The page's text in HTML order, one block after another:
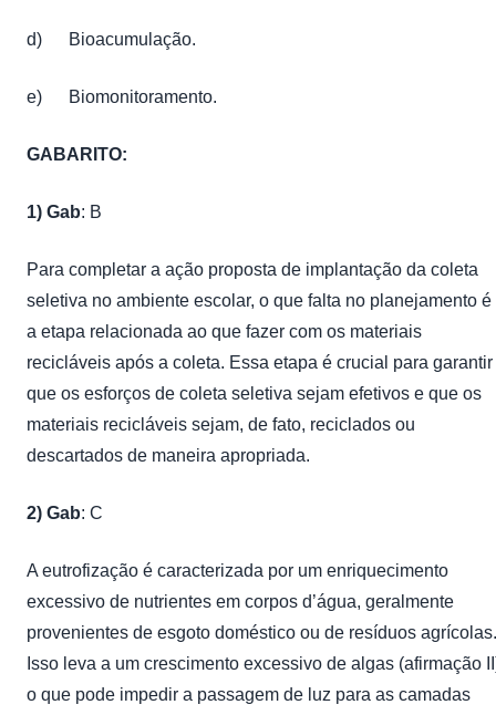
d) Bioacumulação.
e) Biomonitoramento.
GABARITO:
1) Gab: B
Para completar a ação proposta de implantação da coleta
seletiva no ambiente escolar, o que falta no planejamento é
a etapa relacionada ao que fazer com os materiais
recicláveis após a coleta. Essa etapa é crucial para garantir
que os esforços de coleta seletiva sejam efetivos e que os
materiais recicláveis sejam, de fato, reciclados ou
descartados de maneira apropriada.
2) Gab: C
A eutrofização é caracterizada por um enriquecimento
excessivo de nutrientes em corpos d’água, geralmente
provenientes de esgoto doméstico ou de resíduos agrícolas.
Isso leva a um crescimento excessivo de algas (afirmação
o que pode impedir a passagem de luz para as camadas